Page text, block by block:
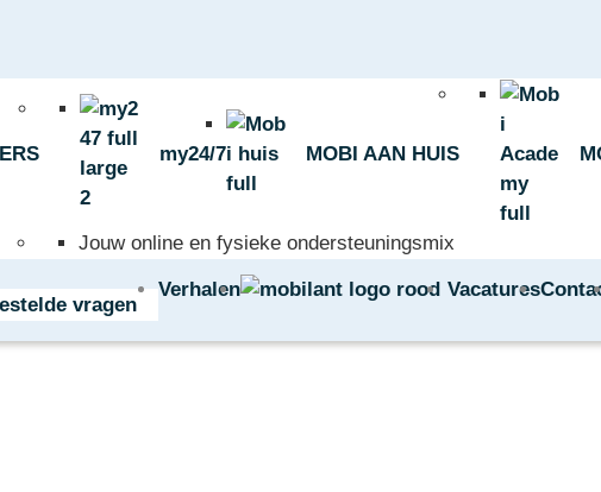
my24/7 MOBI AAN HUIS
Jouw online en fysieke ondersteuningsmix
vragen
Verhalen Vacatures